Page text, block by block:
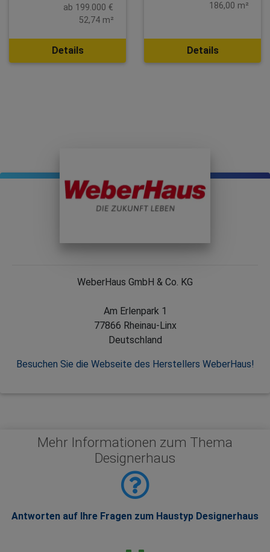
ab 199.000 €
52,74 m²
Details
186,00 m²
Details
WeberHaus GmbH & Co. KG
Am Erlenpark 1
77866 Rheinau-Linx
Deutschland
Besuchen Sie die Webseite des Herstellers WeberHaus!
Mehr Informationen zum Thema
Designerhaus
Antworten auf Ihre Fragen zum Haustyp Designerhaus